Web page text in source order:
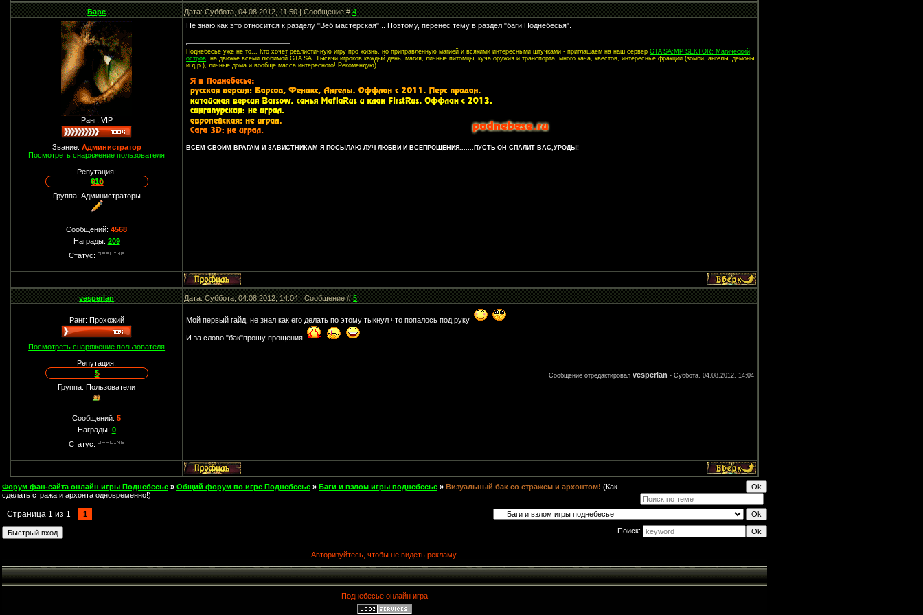
Барс Дата: Суббота, 04.08.2012, 11:50 | Сообщение #4
Ранг: VIP
Звание: Администратор
Посмотреть снаряжение пользователя
Репутация:
610
Группа: Администраторы
Сообщений:4568
Награды: 209
Статус:
Не знаю как это относится к разделу "Веб мастерская"... Поэтому, перенес тему в раздел "баги Поднебесья".
Поднебесье уже не то... Кто хочет реалистичную игру про жизнь, но приправленную магией и всякими интересными штучками - приглашаем на наш серверGTA SA:MP SEKTOR: Магический
остров, на движке всеми любимой GTA SA. Тысячи игроков каждый день, магия, личные питомцы, куча оружия и транспорта, много кача, квестов, интересные фракции (зомби, ангелы, демоны
и д.р.), личные дома и вообще масса интересного! Рекомендую)
ВСЕМ СВОИМ ВРАГАМ И ЗАВИСТНИКАМ Я ПОСЫЛАЮ ЛУЧ ЛЮБВИ И ВСЕПРОЩЕНИЯ.......ПУСТЬ ОН СПАЛИТ ВАС,УРОДЫ!
vesperian Дата: Суббота, 04.08.2012, 14:04 | Сообщение #5
Ранг: Прохожий
Посмотреть снаряжение пользователя
Репутация:
5
Группа: Пользователи
Сообщений:5
Награды: 0
Статус:
Мой первый гайд, не знал как его делать по этому тыкнул что попалось под руку
И за слово "бак"прошу прощения
Сообщение отредактировалvesperian -Суббота, 04.08.2012, 14:04
Форум фан-сайта онлайн игры Поднебесье » Общий форум по игре Поднебесье » Баги и взлом игры поднебесье » Визуальный бак со стражем и архонтом! (Как
сделать стража и архонта одновременно!)
Страница 1 из 1
1
Поиск:
Авторизуйтесь, чтобы не видеть рекламу.
Поднебесье онлайн игра